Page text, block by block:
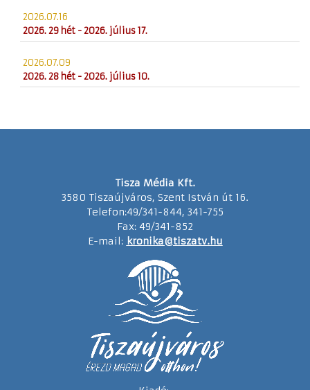
2026.07.16
2026. 29 hét - 2026. július 17.
2026.07.09
2026. 28 hét - 2026. július 10.
Tisza Média Kft.
3580 Tiszaújváros, Szent István út 16.
Telefon:49/341-844, 341-755
Fax: 49/341-852
E-mail: kronika@tiszatv.hu